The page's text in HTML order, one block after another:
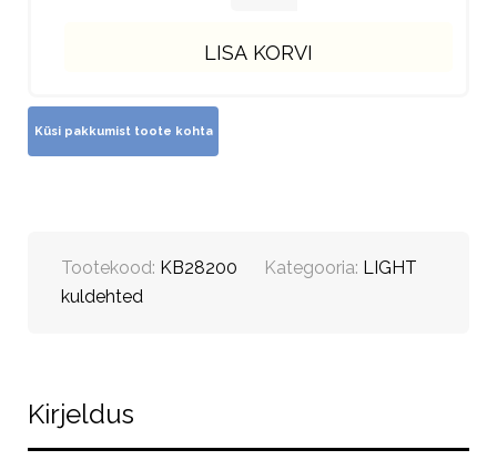
LISA KORVI
Tootekood: KB28200 Kategooria: LIGHT
kuldehted
Kirjeldus